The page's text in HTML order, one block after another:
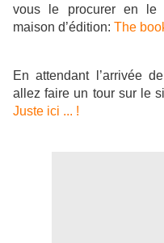
vous le procurer en le
maison d’édition: The
En attendant l’arrivée
allez faire un tour sur le
Juste ici ... !